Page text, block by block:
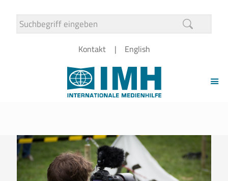
Kontakt English